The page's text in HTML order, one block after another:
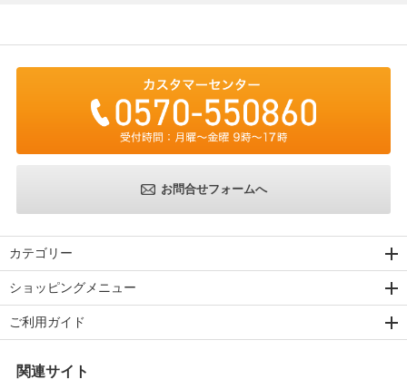
お問合せフォームへ
カテゴリー
ショッピングメニュー
ご利用ガイド
関連サイト